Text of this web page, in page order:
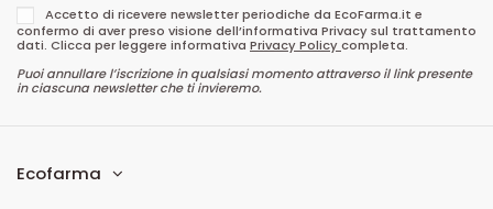
Accetto di ricevere newsletter periodiche da EcoFarma.it e
confermo di aver preso visione dell’informativa Privacy sul trattamento
dati. Clicca per leggere informativa Privacy Policycompleta.
Puoi annullare l’iscrizione in qualsiasi momento attraverso il link presente
in ciascuna newsletter che ti invieremo.
Ecofarma